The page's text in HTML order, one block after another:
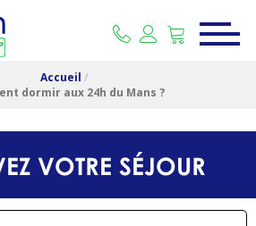
Accueil /
dormir aux 24h du Mans ?
VOTRE SÉJOUR